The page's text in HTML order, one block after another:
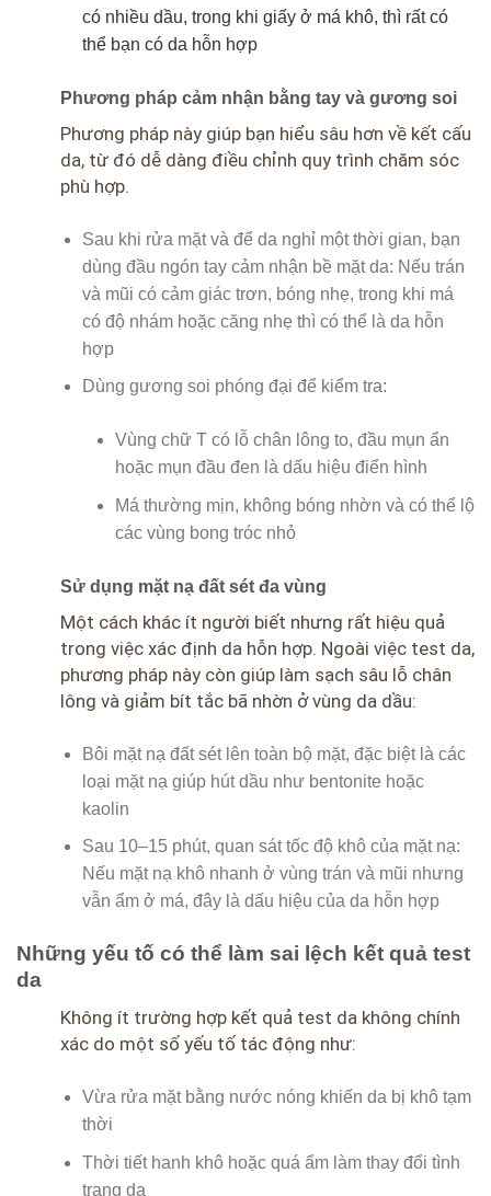
có nhiều dầu, trong khi giấy ở má khô, thì rất có
thể bạn có da hỗn hợp
Phương pháp cảm nhận bằng tay và gương soi
Phương pháp này giúp bạn hiểu sâu hơn về kết cấu
da, từ đó dễ dàng điều chỉnh quy trình chăm sóc
phù hợp.
Sau khi rửa mặt và để da nghỉ một thời gian, bạn
dùng đầu ngón tay cảm nhận bề mặt da: Nếu trán
và mũi có cảm giác trơn, bóng nhẹ, trong khi má
có độ nhám hoặc căng nhẹ thì có thể là da hỗn
hợp
Dùng gương soi phóng đại để kiểm tra:
Vùng chữ T có lỗ chân lông to, đầu mụn ẩn
hoặc mụn đầu đen là dấu hiệu điển hình
Má thường mịn, không bóng nhờn và có thể lộ
các vùng bong tróc nhỏ
Sử dụng mặt nạ đất sét đa vùng
Một cách khác ít người biết nhưng rất hiệu quả
trong việc xác định da hỗn hợp. Ngoài việc test da,
phương pháp này còn giúp làm sạch sâu lỗ chân
lông và giảm bít tắc bã nhờn ở vùng da dầu:
Bôi mặt nạ đất sét lên toàn bộ mặt, đặc biệt là các
loại mặt nạ giúp hút dầu như bentonite hoặc
kaolin
Sau 10–15 phút, quan sát tốc độ khô của mặt nạ:
Nếu mặt nạ khô nhanh ở vùng trán và mũi nhưng
vẫn ẩm ở má, đây là dấu hiệu của da hỗn hợp
Những yếu tố có thể làm sai lệch kết quả test
da
Không ít trường hợp kết quả test da không chính
xác do một số yếu tố tác động như:
Vừa rửa mặt bằng nước nóng khiến da bị khô tạm
thời
Thời tiết hanh khô hoặc quá ẩm làm thay đổi tình
trạng da